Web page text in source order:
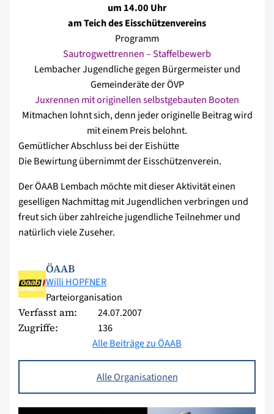
um 14.00 Uhr
am Teich des Eisschützenvereins
Programm
Sautrogwettrennen – Staffelbewerb
Lembacher Jugendliche gegen Bürgermeister und
Gemeinderäte der ÖVP
Juxrennen mit originellen selbstgebauten Booten
Mitmachen lohnt sich, denn jeder originelle Beitrag wird
mit einem Preis belohnt.
Gemütlicher Abschluss bei der Eishütte
Die Bewirtung übernimmt der Eisschützenverein.
Der ÖAAB Lembach möchte mit dieser Aktivität einen
geselligen Nachmittag mit Jugendlichen verbringen und
freut sich über zahlreiche jugendliche Teilnehmer und
natürlich viele Zuseher.
ÖAAB
Willi HOPFNER
Parteiorganisation
Verfasst am: 24.07.2007
Zugriffe:
136
Alle Beiträge zu ÖAAB
Alle Organisationen